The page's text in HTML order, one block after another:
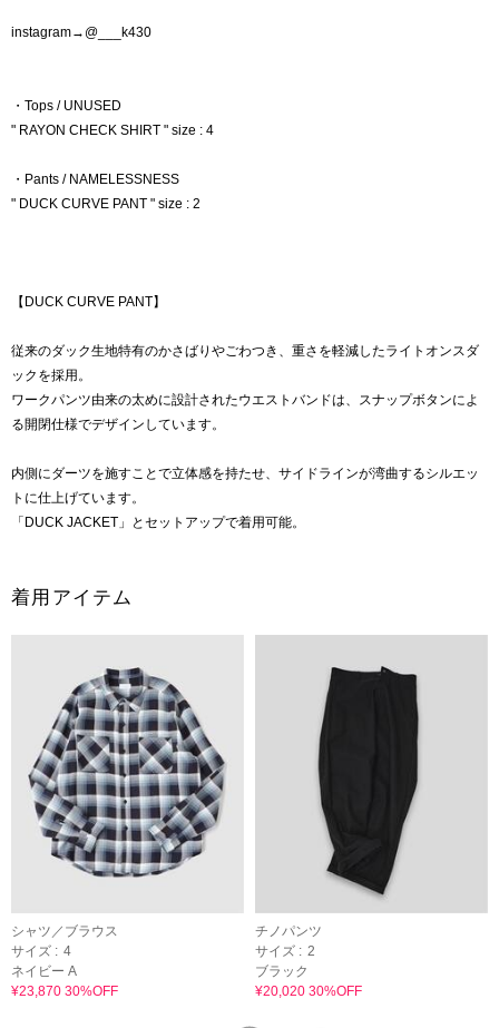
instagram→@___k430
・Tops / UNUSED
" RAYON CHECK SHIRT " size : 4
・Pants / NAMELESSNESS
" DUCK CURVE PANT " size : 2
【DUCK CURVE PANT】
従来のダック生地特有のかさばりやごわつき、重さを軽減したライトオンスダ
ックを採用。
ワークパンツ由来の太めに設計されたウエストバンドは、スナップボタンによ
る開閉仕様でデザインしています。
内側にダーツを施すことで立体感を持たせ、サイドラインが湾曲するシルエッ
トに仕上げています。
「DUCK JACKET」とセットアップで着用可能。
着用アイテム
シャツ／ブラウス
サイズ : 4
ネイビー A
¥23,870 30%OFF
チノパンツ
サイズ : 2
ブラック
¥20,020 30%OFF